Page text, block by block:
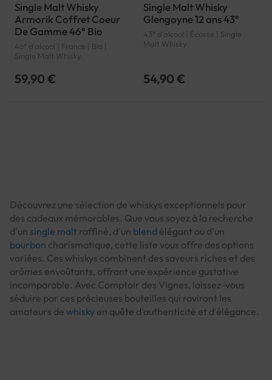
Single Malt Whisky
Armorik Coffret Coeur
De Gamme 46° Bio
46° d'alcool | France | Bio |
Single Malt Whisky
59,90 €
Single Malt Whisky
Glengoyne 12 ans 43°
43° d'alcool | Écosse | Single
Malt Whisky
54,90 €
Découvrez une sélection de whiskys exceptionnels pour
des cadeaux mémorables. Que vous soyez à la recherche
d'un single malt raffiné, d'un blend élégant ou d'un
bourbon charismatique, cette liste vous offre des options
variées. Ces whiskys combinent des saveurs riches et des
arômes envoûtants, offrant une expérience gustative
incomparable. Avec Comptoir des Vignes, laissez-vous
séduire par ces précieuses bouteilles qui raviront les
amateurs de whisky en quête d'authenticité et d'élégance.